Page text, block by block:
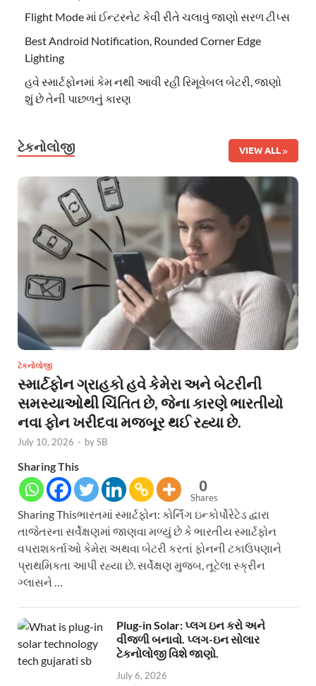
Flight Mode માં ઈન્ટરનેટ કેવી રીતે ચલાવું જાણો સરળ ટીપ્સ
Best Android Notification, Rounded Corner Edge
Lighting
હવે સ્માર્ટફોનમાં કેમ નથી આવી રહી રિમૂવેબલ બેટરી, જાણો
શું છે તેની પાછળનું કારણ
ટેકનોલોજી VIEW ALL
ટેકનોલોજી
સ્માર્ટફોન ગ્રાહકો હવે કેમેરા અને બેટરીની
સમસ્યાઓથી ચિંતિત છે, જેના કારણે ભારતીયો
નવા ફોન ખરીદવા મજબૂર થઈ રહ્યા છે.
July 10, 2026 - bySB
Sharing This
0
Shares
Sharing Thisભારતમાં સ્માર્ટફોન: કોર્નિંગ ઇન્કોર્પોરેટેડ દ્વારા
તાજેતરના સર્વેક્ષણમાં જાણવા મળ્યું છે કે ભારતીય સ્માર્ટફોન
વપરાશકર્તાઓ કેમેરા અથવા બેટરી કરતાં ફોનની ટકાઉપણાને
પ્રાથમિકતા આપી રહ્યા છે. સર્વેક્ષણ મુજબ, તૂટેલા સ્ક્રીન
ગ્લાસને …
Plug-in Solar: પ્લગ ઇન કરો અને
વીજળી બનાવો. પ્લગ-ઇન સોલાર
ટેકનોલોજી વિશે જાણો.
July 6, 2026